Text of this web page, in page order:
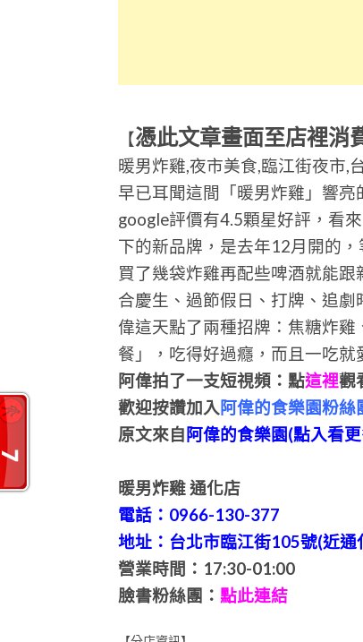
【憑此文章畫面至店裡消
暖男炸雞,夜市美食,臨江街夜市,
早已耳聞這間「暖男炸雞」響
google評價有4.5顆星好評，看
下的新品牌，是去年12月開的
買了幾袋炸雞再配些啤酒就能跟
合慶生、過節假日、打牌、追
偉這天點了兩種招牌：焦糖炸
餐」，吃得好過癮，而且一吃就
阿偉拍了一支短視頻：點這裡觀
歡迎按讚加入 阿偉的食樂園粉絲
原文來自 阿偉的食樂園(點入看
暖男炸雞 通化店
電話：0966-130-377
地址：台北市臨江街105號(近通
營業時間：17:30-01:00
臉書粉絲團： 點此連結